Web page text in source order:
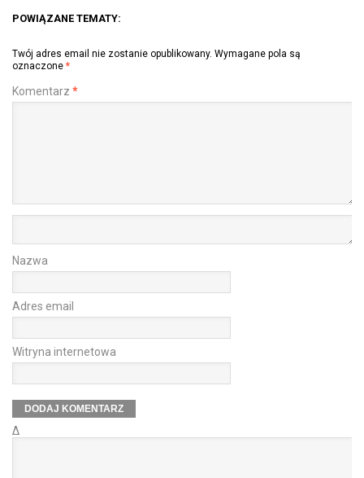
POWIĄZANE TEMATY:
Twój adres email nie zostanie opublikowany. Wymagane pola są
oznaczone *
Komentarz *
Nazwa
Adres email
Witryna internetowa
Δ